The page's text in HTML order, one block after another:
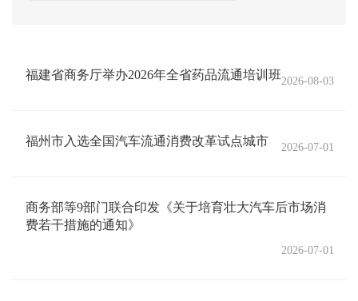
福建省商务厅举办2026年全省药品流通培训班2026-08-03
福州市入选全国汽车流通消费改革试点城市 2026-07-01
商务部等9部门联合印发《关于培育壮大汽车后市场消
费若干措施的通知》
2026-07-01